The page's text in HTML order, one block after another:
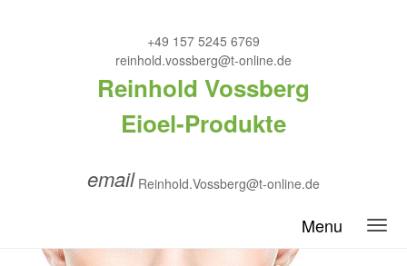
+49 157 5245 6769
reinhold.vossberg@t-online.de
Reinhold Vossberg
Eioel-Produkte
email Reinhold.Vossberg@t-online.de
Menu